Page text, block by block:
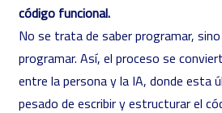
código funcional.
No se trata de saber programar,
programar. Así, el proceso se
entre la persona y la IA, donde esta
pesado de escribir y estructurar el